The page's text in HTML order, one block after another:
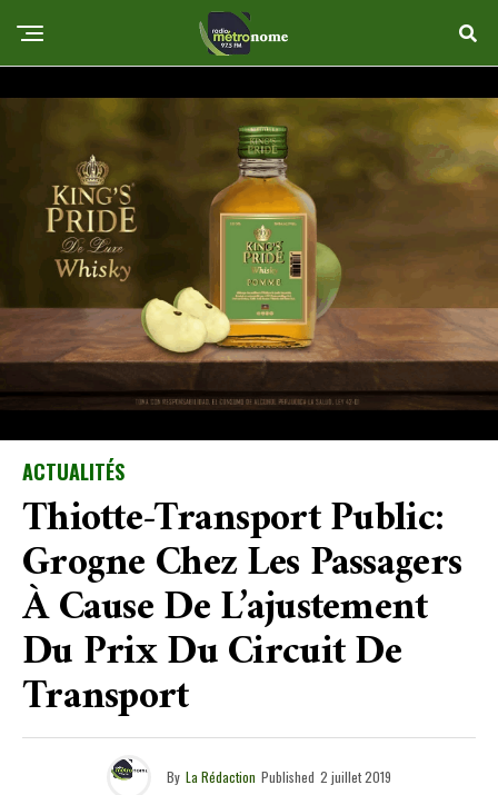
ACTUALITÉS
Thiotte-Transport Public:
Grogne Chez Les Passagers
À Cause De L’ajustement
Du Prix Du Circuit De
Transport
By La Rédaction Published 2 juillet 2019